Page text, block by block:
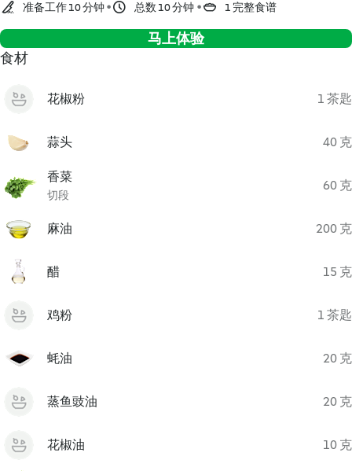
准备工作 10 分钟 总数 10 分钟 1 完整食谱
马上体验
食材
花椒粉 1 茶匙
蒜头 40 克
香菜
切段
60 克
麻油 200 克
醋 15 克
鸡粉 1 茶匙
蚝油 20 克
蒸鱼豉油 20 克
花椒油 10 克